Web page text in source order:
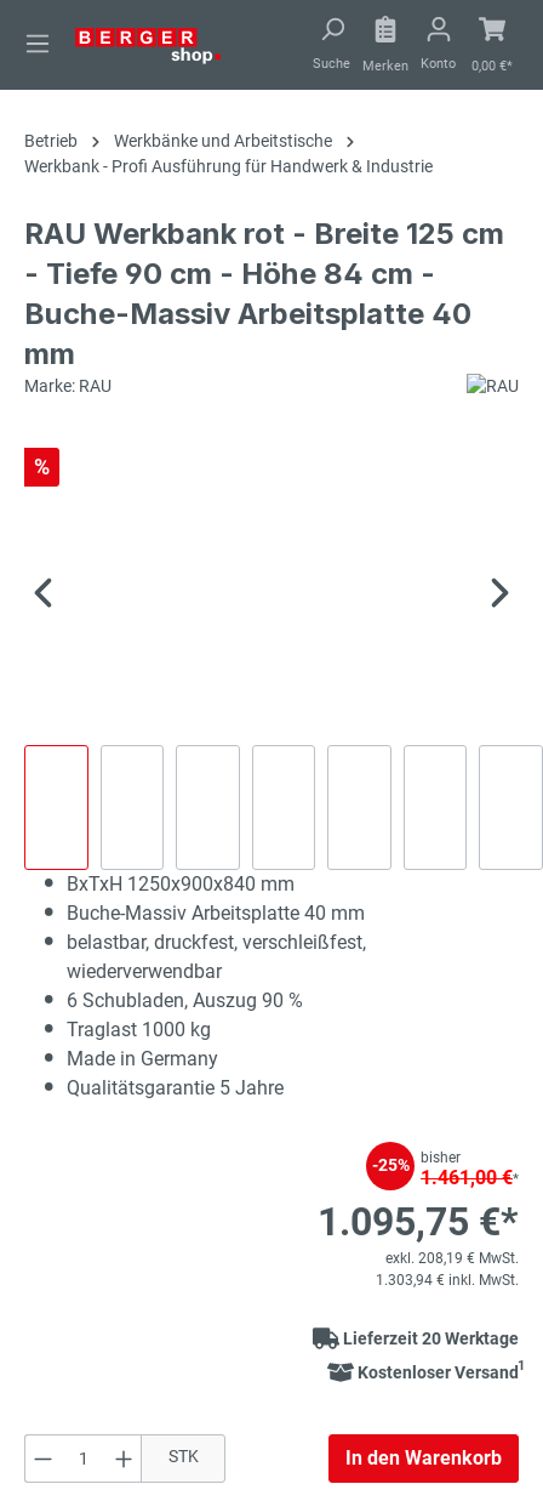
springen
Suche Merken Konto 0,00 €*
Betrieb
Werkbänke und Arbeitstische
Werkbank - Profi Ausführung für Handwerk & Industrie
RAU Werkbank rot - Breite 125 cm
- Tiefe 90 cm - Höhe 84 cm -
Buche-Massiv Arbeitsplatte 40
mm
Marke: RAU
%
BxTxH 1250x900x840 mm
Buche-Massiv Arbeitsplatte 40 mm
belastbar, druckfest, verschleißfest,
wiederverwendbar
6 Schubladen, Auszug 90 %
Traglast 1000 kg
Made in Germany
Qualitätsgarantie 5 Jahre
-25% bisher
1.461,00 €*
1.095,75 €*
exkl. 208,19 € MwSt.
1.303,94 € inkl. MwSt.
Lieferzeit 20 Werktage
Kostenloser Versand1
Produkt Anzahl: Gib den gewünschten
STK In den Warenkorb